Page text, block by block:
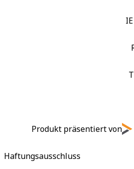
IE
Produkt präsentiert von
Haftungsausschluss